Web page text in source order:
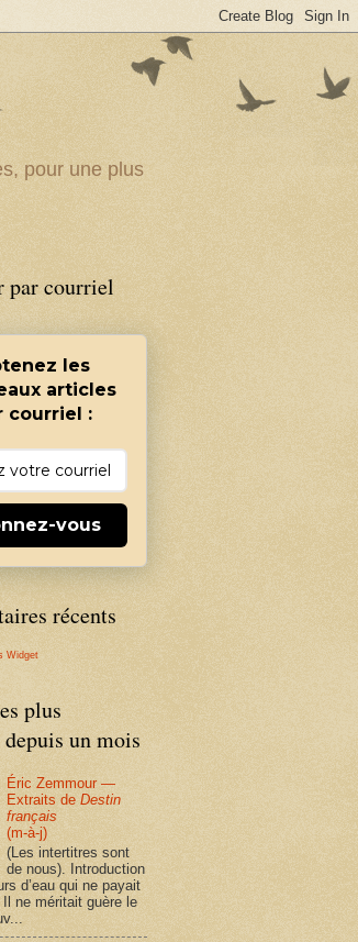
pour une plus
par courriel
les
articles
courriel :
vous
récents
Widget
plus
un mois
Éric Zemmour —
Extraits deDestin
français
(m-à-j)
(Les intertitres sont
de nous). Introduction
d’eau qui ne payait
ne méritait guère le